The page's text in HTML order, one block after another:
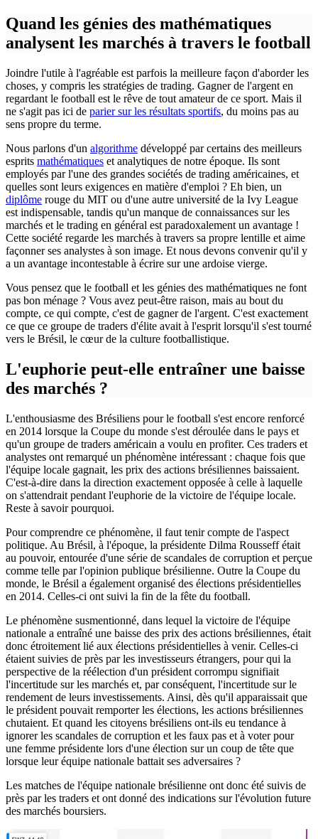
Quand les génies des mathématiques
analysent les marchés à travers le football
Joindre l'utile à l'agréable est parfois la meilleure façon d'aborder les
choses, y compris les stratégies de trading. Gagner de l'argent en
regardant le football est le rêve de tout amateur de ce sport. Mais il
ne s'agit pas ici de parier sur les résultats sportifs, du moins pas au
sens propre du terme.
Nous parlons d'un algorithme développé par certains des meilleurs
esprits mathématiques et analytiques de notre époque. Ils sont
employés par l'une des grandes sociétés de trading américaines, et
quelles sont leurs exigences en matière d'emploi ? Eh bien, un
diplôme rouge du MIT ou d'une autre université de la Ivy League
est indispensable, tandis qu'un manque de connaissances sur les
marchés et le trading en général est paradoxalement un avantage !
Cette société regarde les marchés à travers sa propre lentille et aime
façonner ses analystes à son image. Et nous devons convenir qu'il y
a un avantage incontestable à écrire sur une ardoise vierge.
Vous pensez que le football et les génies des mathématiques ne font
pas bon ménage ? Vous avez peut-être raison, mais au bout du
compte, ce qui compte, c'est de gagner de l'argent. C'est exactement
ce que ce groupe de traders d'élite avait à l'esprit lorsqu'il s'est tourné
vers le Brésil, le cœur de la culture footballistique.
L'euphorie peut-elle entraîner une baisse
des marchés ?
L'enthousiasme des Brésiliens pour le football s'est encore renforcé
en 2014 lorsque la Coupe du monde s'est déroulée dans le pays et
qu'un groupe de traders américain a voulu en profiter. Ces traders et
analystes ont remarqué un phénomène intéressant : chaque fois que
l'équipe locale gagnait, les prix des actions brésiliennes baissaient.
C'est-à-dire dans la direction exactement opposée à celle à laquelle
on s'attendrait pendant l'euphorie de la victoire de l'équipe locale.
Reste à savoir pourquoi.
Pour comprendre ce phénomène, il faut tenir compte de l'aspect
politique. Au Brésil, à l'époque, la présidente Dilma Rousseff était
au pouvoir, entourée d'une série de scandales de corruption et perçue
comme telle par l'opinion publique brésilienne. Outre la Coupe du
monde, le Brésil a également organisé des élections présidentielles
en 2014. Celles-ci ont suivi la fin de la fête du football.
Le phénomène susmentionné, dans lequel la victoire de l'équipe
nationale a entraîné une baisse des prix des actions brésiliennes, était
donc étroitement lié aux élections présidentielles à venir. Celles-ci
étaient suivies de près par les investisseurs étrangers, pour qui la
perspective de la réélection d'un président corrompu signifiait
l'incertitude sur les marchés et, par conséquent, l'incertitude sur le
rendement de leurs investissements. Ainsi, dès qu'il apparaissait que
le président pouvait remporter les élections, les actions brésiliennes
chutaient. Et quand les citoyens brésiliens ont-ils eu tendance à
ignorer les scandales de corruption et les faux pas et à voter pour
une femme présidente lors d'une élection sur un coup de tête que
lorsque leur équipe nationale battait ses adversaires ?
Les matches de l'équipe nationale brésilienne ont donc été suivis de
près par les traders et ont donné des indications sur l'évolution future
des marchés boursiers.